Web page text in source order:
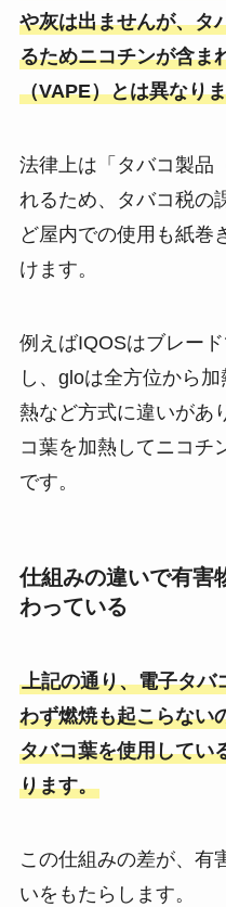
や灰は出ませんが、タ
るためニコチンが含ま
（VAPE）とは異なり
法律上は「タバコ製品
れるため、タバコ税の
ど屋内での使用も紙巻
けます​。
例えばIQOSはブレー
し、gloは全方位から
熱など方式に違いがあ
コ葉を加熱してニコチ
です。
仕組みの違いで有害
わっている
上記の通り、電子タバ
わず燃焼も起こらない
タバコ葉を使用してい
ります。
この仕組みの差が、有
いをもたらします。